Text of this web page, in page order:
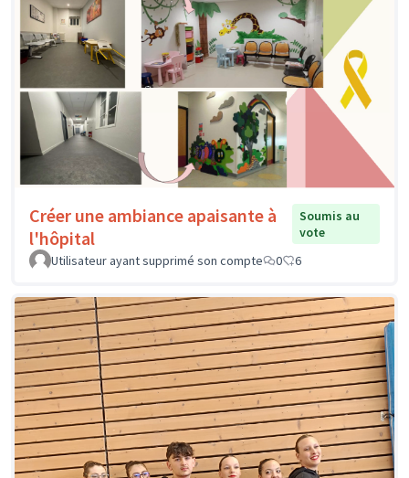
Créer une ambiance apaisante à
l'hôpital
Soumis au
vote
Utilisateur ayant supprimé son compte
0 6